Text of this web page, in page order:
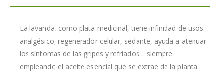
La lavanda, como plata medicinal, tiene infinidad de usos:
analgésico, regenerador celular, sedante, ayuda a atenuar
los síntomas de las gripes y refriados… siempre
empleando el aceite esencial que se extrae de la planta.